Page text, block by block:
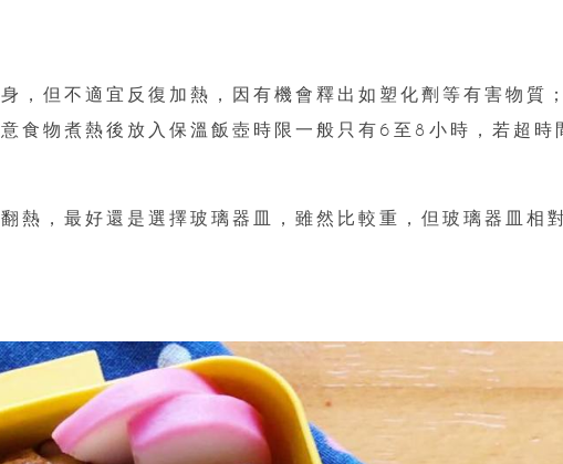
，但不適宜反復加熱，因有機會釋出如塑化劑等有害物質
食物煮熱後放入保溫飯壺時限一般只有6至8小時，若超時
熱，最好還是選擇玻璃器皿，雖然比較重，但玻璃器皿相